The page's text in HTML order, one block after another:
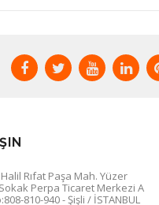
Rıfat Paşa Mah. Yüzer
Perpa Ticaret Merkezi A
810-940 - Şişli / İSTANBUL